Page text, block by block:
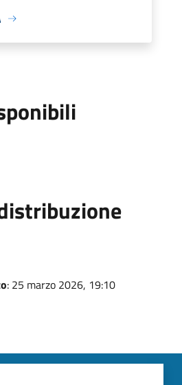
: 25 marzo 2026, 19:10